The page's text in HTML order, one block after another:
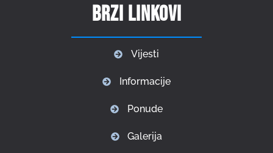
Brzi linkovi
Vijesti
Informacije
Ponude
Galerija